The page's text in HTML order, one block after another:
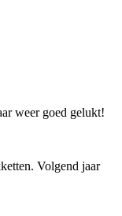
weer goed gelukt!
Volgend jaar